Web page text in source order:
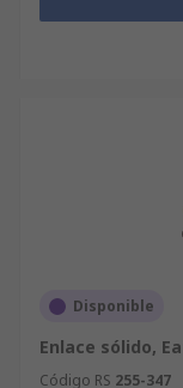
Disponible
Enlace sólido,
Código RS 255-347